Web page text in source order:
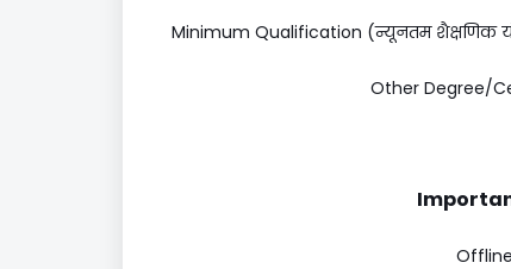
Minimum Qualification (न्यूनतम शैक्षणिक
Other Degree/